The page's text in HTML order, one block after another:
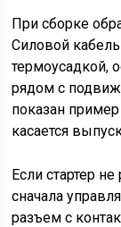
При сборке
Силовой
термоусадкой,
рядом с
показан
касается
Если стартер
сначала
разъем с